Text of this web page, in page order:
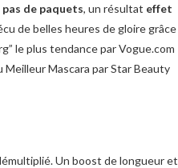
pas de paquets, un résultat effet
de belles heures de gloire grâce
le plus tendance par Vogue.com
Meilleur Mascara par Star Beauty
Un boost de longueur et